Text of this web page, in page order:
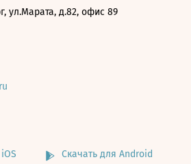
ул.Марата, д.82, офис 89
Скачать для Android